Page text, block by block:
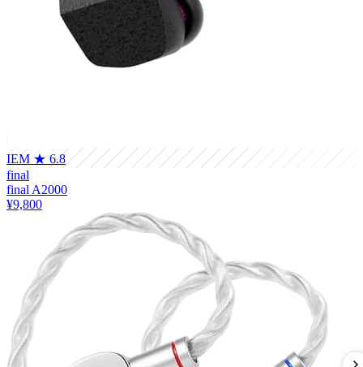
IEM ★ 6.8
final
final A2000
¥9,800